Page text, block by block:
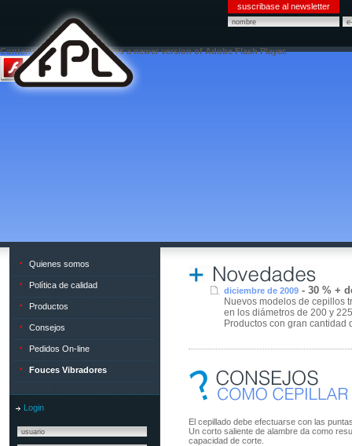
suscribase al newsletter
Content on this page requires a newer version of Adobe Flash Player.
Quienes somos
Política de calidad
Productos
Consejos
Pedidos On-line
Fouces Vibradores
Login
diciembre de 2009 - 30 % +
Nuevos modelos de cepillos
en los diámetros de 200 y
Productos con gran cantidad
El cepillado debe efectuarse con las
Un corto saliente de alambre da como
capacidad de corte.